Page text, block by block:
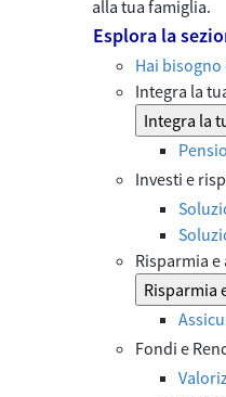
alla tua famiglia.
Esplora la
Hai
Integra la
Integra la
Investi e
Risparmia e
Risparmia
Fondi e